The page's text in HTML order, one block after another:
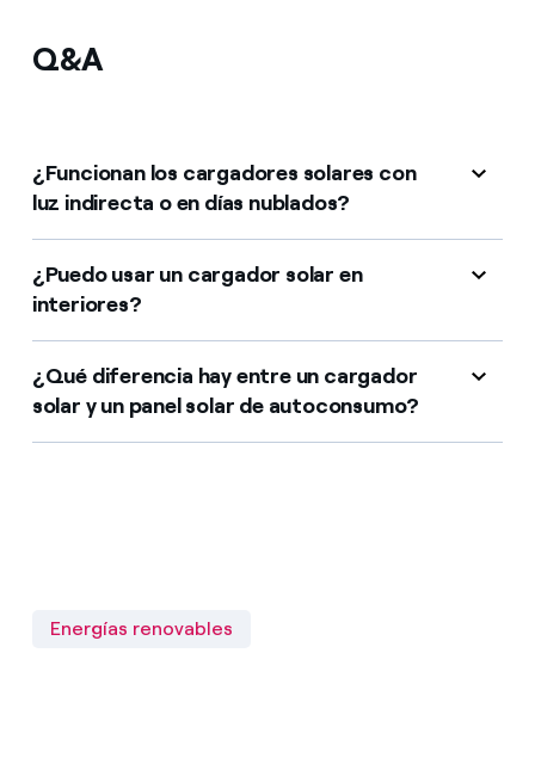
Q&A
¿Funcionan los cargadores solares con
luz indirecta o en días nublados?
¿Puedo usar un cargador solar en
interiores?
¿Qué diferencia hay entre un cargador
solar y un panel solar de autoconsumo?
Energías renovables